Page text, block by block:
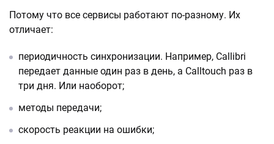
Потому что все сервисы работают по-разному. Их
отличает:
периодичность синхронизации. Например, Callibri
передает данные один раз в день, а Calltouch раз в
три дня. Или наоборот;
методы передачи;
скорость реакции на ошибки;